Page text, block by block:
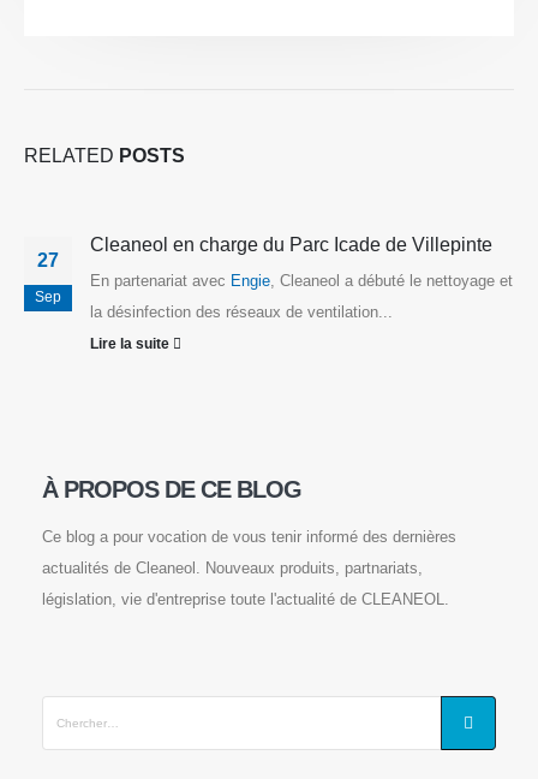
RELATED POSTS
27
Sep
Cleaneol en charge du Parc Icade de Villepinte
En partenariat avec Engie, Cleaneol a débuté le nettoyage et
la désinfection des réseaux de ventilation...
Lire la suite
À PROPOS DE CE BLOG
Ce blog a pour vocation de vous tenir informé des dernières
actualités de Cleaneol. Nouveaux produits, partnariats,
législation, vie d'entreprise toute l'actualité de CLEANEOL.